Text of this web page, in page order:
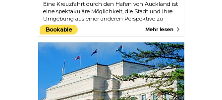
Eine Kreuzfahrt durch den Hafen von Auckland ist
eine spektakuläre Möglichkeit, die Stadt und ihre
Umgebung aus einer anderen Perspektive zu
sehen. Verschiedene Unternehmen bieten Tages-,
Nachmittags-, Abend- und Nachtfahrten zu
unterschiedlichen Preisen an: Island Escape
Abenteuer-Kreuzfahrten +64 9 358 1717
www.islandescape.co.nz Fullers Auckland
Hafenkreuzfahrten & Fährdienste Auckland Ferry
Building +64 9 367 9111 www.fullers.co.nz 360
Discovery Pier 4, 139 Quay Street, Downtown
Auckland +64 9 307 8005 www.fullers.co.nz
Bookable Mehr lesen